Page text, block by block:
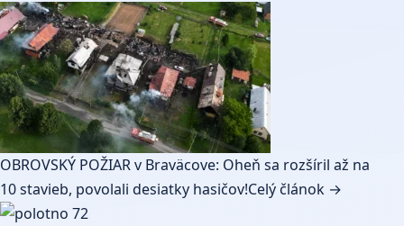
OBROVSKÝ POŽIAR v Braväcove: Oheň sa rozšíril až na
10 stavieb, povolali desiatky hasičov!Celý článok →